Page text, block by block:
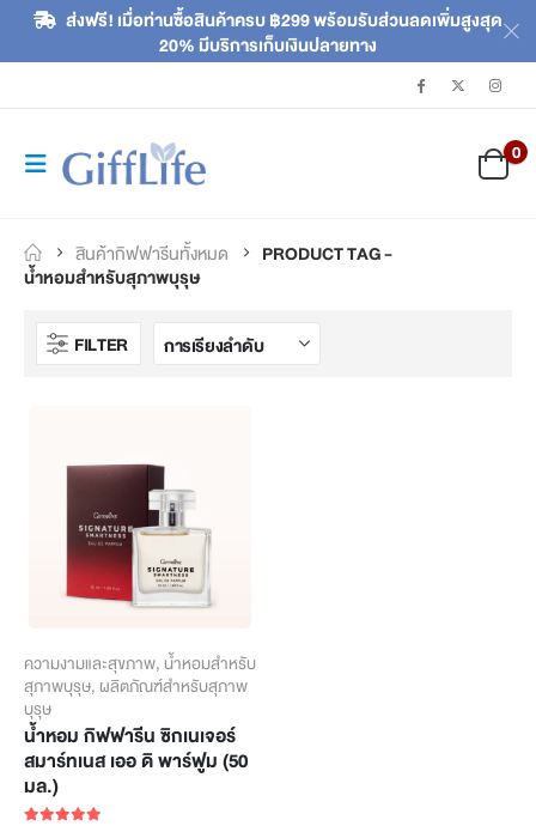
ส่งฟรี! เมื่อท่านซื้อสินค้าครบ ฿299 พร้อมรับส่วนลดเพิ่มสูงสุด
20% มีบริการเก็บเงินปลายทาง
0
สินค้ากิฟฟารีนทั้งหมด
PRODUCT TAG -
น้ำหอมสำหรับสุภาพบุรุษ
FILTER
ความงามและสุขภาพ, น้ำหอมสำหรับ
สุภาพบุรุษ, ผลิตภัณฑ์สำหรับสุภาพ
บุรุษ
น้ำหอม กิฟฟารีน ซิกเนเจอร์
สมาร์ทเนส เออ ดิ พาร์ฟูม (50
มล.)